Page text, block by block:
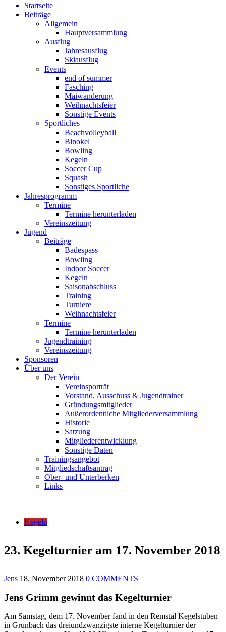
Startseite
Beiträge
Allgemein
Hauptversammlung
Ausflug
Jahresausflug
Skiausflug
Events
end of summer
Fasching
Maiwanderung
Weihnachtsfeier
Sonstige Events
Sportliches
Beachvolleyball
Binokel
Bowling
Kegeln
Soccer Cup
Squash
Sonstiges Sportliche
Jahresprogramm
Termine
Termine herunterladen
Vereinszeitung
Jugend
Beiträge
Badespass
Bowling
Indoor Soccer
Kegeln
Saisonabschluss
Training
Turniere
Weihnachtsfeier
Termine
Termine herunterladen
Jugendtraining
Vereinszeitung
Sponsoren
Über uns
Der Verein
Vereinsporträt
Vorstand, Ausschuss & Jugendtrainer
Gründungsmitglieder
Außerordentliche Mitgliederversammlung
Historie
Satzung
Mitgliederentwicklung
Sonstige Daten
Trainingsangebot
Mitgliedschaftsantrag
Ober- und Unterberken
Links
Kegeln
23. Kegelturnier am 17. November 2018
Jens 18. November 2018 0 COMMENTS
Jens Grimm gewinnt das Kegelturnier
Am Samstag, dem 17. November fand in den Remstal Kegelstuben
in Grunbach das dreiundzwanzigste interne Kegelturnier der